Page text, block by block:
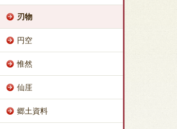
刃物
円空
惟然
仙厓
郷土資料